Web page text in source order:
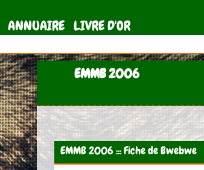
ANNUAIRE LIVRE D'OR
EMMB 2006
EMMB 2006 ::: Fiche de Bwebwe